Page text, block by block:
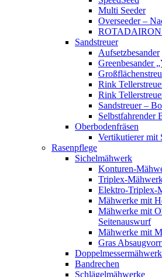
Multi Seeder
Overseeder –
ROTADAIRON
Sandstreuer
Aufsetzbesander
Greenbesander
Rink
Rink
Sandstreuer –
Selbstfahrender
Oberbodenfräsen
Vertikutierer mit
Rasenpflege
Sichelmähwerk
Konturen-
Triplex-
Elektro-Triplex-
Mähwerke mit
Mähwerke mit
Seitenauswurf
Mähwerke mit
Gras
Bandrechen
Schlägelmähwerke